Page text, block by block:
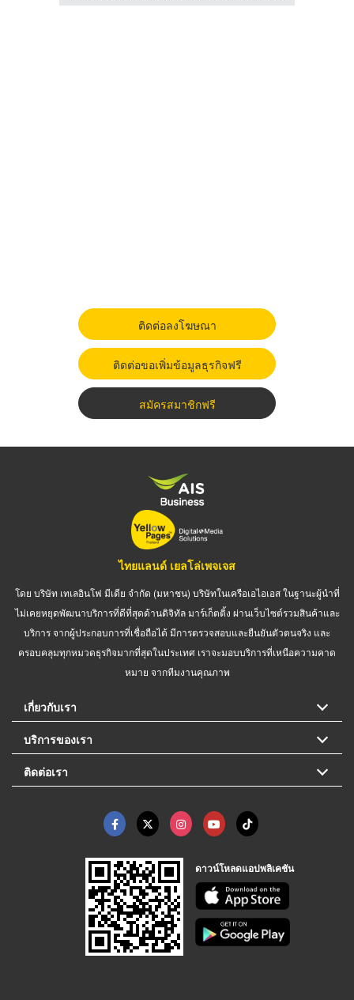
ติดต่อลงโฆษณา
ติดต่อขอเพิ่มข้อมูลธุรกิจฟรี
สมัครสมาชิกฟรี
ไทยแลนด์ เยลโล่เพจเจส
โดย บริษัท เทเลอินโฟ มีเดีย จำกัด (มหาชน) บริษัทในเครือเอไอเอส ในฐานะผู้นำที่
ไม่เคยหยุดพัฒนาบริการที่ดีที่สุดด้านดิจิทัล มาร์เก็ตติ้ง ผ่านเว็บไซต์รวมสินค้าและ
บริการ จากผู้ประกอบการที่เชื่อถือได้ มีการตรวจสอบและยืนยันตัวตนจริง และ
ครอบคลุมทุกหมวดธุรกิจมากที่สุดในประเทศ เราจะมอบบริการที่เหนือความคาด
หมาย จากทีมงานคุณภาพ
เกี่ยวกับเรา
บริการของเรา
ติดต่อเรา
ดาวน์โหลดแอปพลิเคชัน